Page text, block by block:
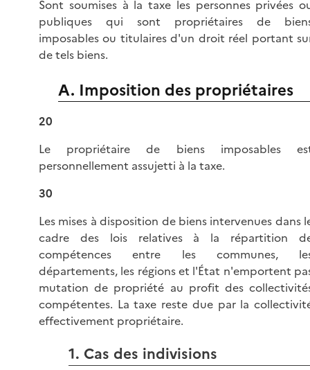
Sont soumises à la taxe les personnes privées
publiques qui sont propriétaires de
imposables ou titulaires d'un droit réel portant
de tels biens.
A. Imposition des propriétaires
20
Le propriétaire de biens imposables
personnellement assujetti à la taxe.
30
Les mises à disposition de biens intervenues dans
cadre des lois relatives à la répartition
compétences entre les communes,
départements, les régions et l'État n'emportent
mutation de propriété au profit des
compétentes. La taxe reste due par la
effectivement propriétaire.
1. Cas des indivisions